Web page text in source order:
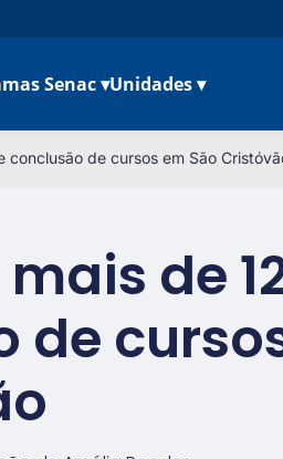
Senac ▾Unidades ▾
de cursos em São
de
de